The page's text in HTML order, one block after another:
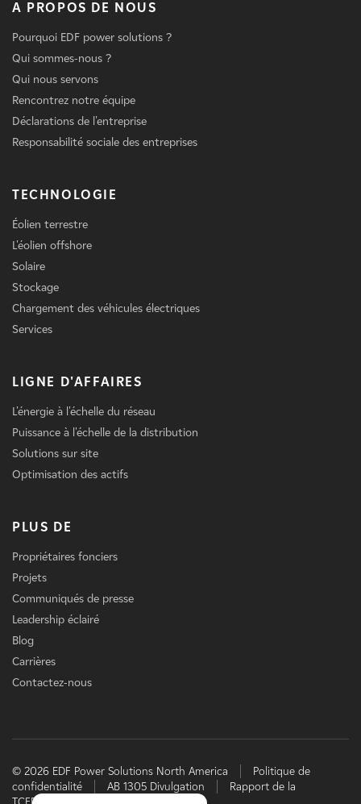
A PROPOS DE NOUS
Pourquoi EDF power solutions ?
Qui sommes-nous ?
Qui nous servons
Rencontrez notre équipe
Déclarations de l'entreprise
Responsabilité sociale des entreprises
TECHNOLOGIE
Éolien terrestre
L'éolien offshore
Solaire
Stockage
Chargement des véhicules électriques
Services
LIGNE D'AFFAIRES
L'énergie à l'échelle du réseau
Puissance à l'échelle de la distribution
Solutions sur site
Optimisation des actifs
PLUS DE
Propriétaires fonciers
Projets
Communiqués de presse
Leadership éclairé
Blog
Carrières
Contactez-nous
© 2026 EDF Power Solutions North America
Politique de
confidentialité
AB 1305 Divulgation
Rapport de la